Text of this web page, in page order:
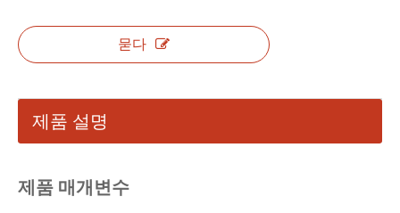
묻다
제품 설명
제품 매개변수